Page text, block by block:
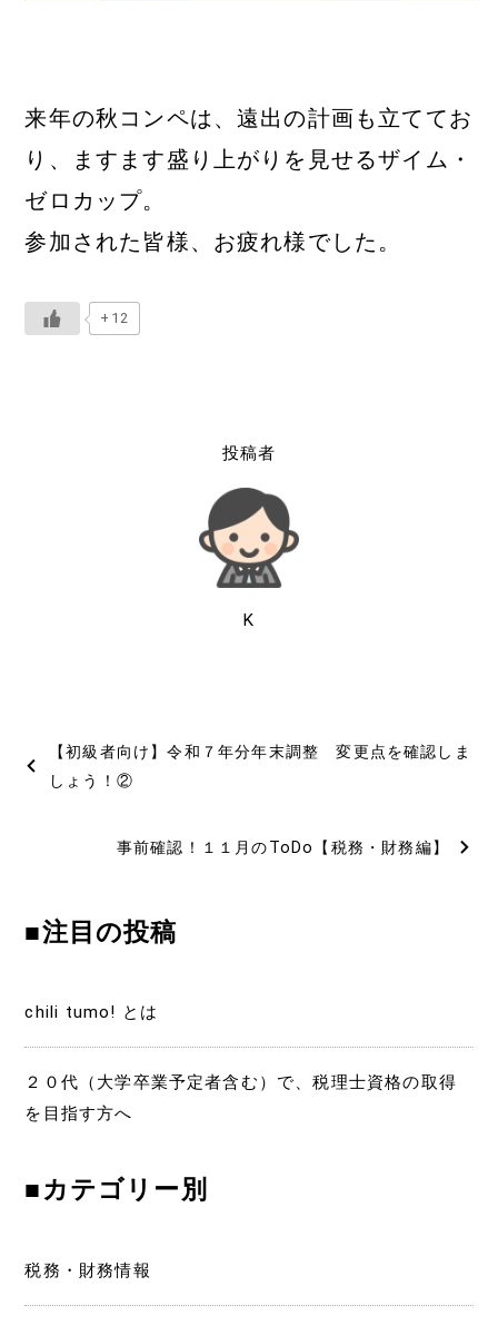
来年の秋コンペは、遠出の計画も立ててお
り、ますます盛り上がりを見せるザイム・
ゼロカップ。
参加された皆様、お疲れ様でした。
+12
投稿者
K
ゲ
シ
ョ
ン
【初級者向け】令和７年分年末調整 変更点を確認しま
しょう！②
事前確認！１１月のToDo【税務・財務編】
■注目の投稿
chili tumo! とは
２０代（大学卒業予定者含む）で、税理士資格の取得
を目指す方へ
■カテゴリー別
税務・財務情報